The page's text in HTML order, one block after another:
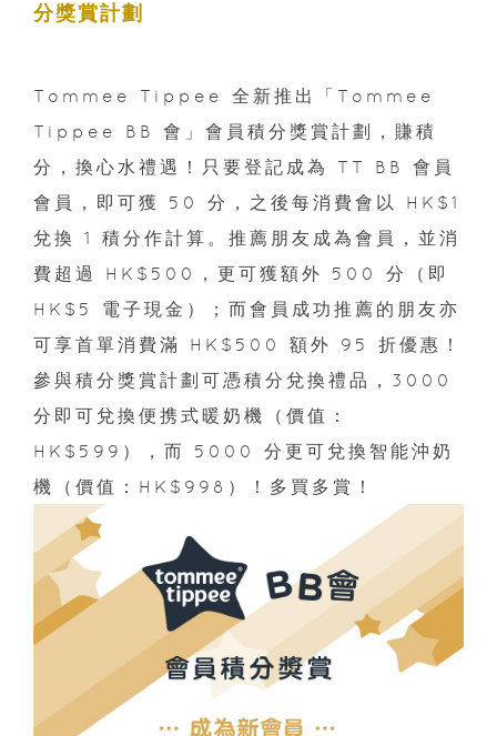
分獎賞計劃
Tommee Tippee 全新推出「Tommee
Tippee BB 會」會員積分獎賞計劃，賺積
分，換心水禮遇！只要登記成為 TT BB 會員
會員，即可獲 50 分，之後每消費會以 HK$1
兌換 1 積分作計算。推薦朋友成為會員，並消
費超過 HK$500，更可獲額外 500 分（即
HK$5 電子現金）；而會員成功推薦的朋友亦
可享首單消費滿 HK$500 額外 95 折優惠！
參與積分獎賞計劃可憑積分兌換禮品，3000
分即可兌換便携式暖奶機（價值：
HK$599），而 5000 分更可兌換智能沖奶
機（價值：HK$998）！多買多賞！